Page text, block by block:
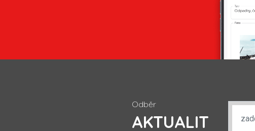
Odběr
AKTUALIT